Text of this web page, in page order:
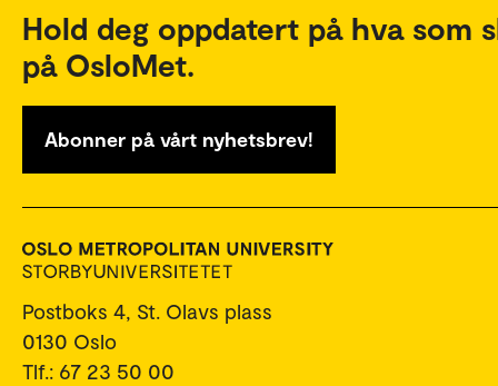
Hold deg oppdatert på hva som
på OsloMet.
Abonner på vårt nyhetsbrev!
Postboks 4, St. Olavs plass
0130 Oslo
Tlf.: 67 23 50 00